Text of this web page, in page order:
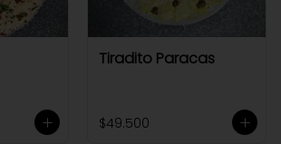
Tiradito Paracas
$49.500